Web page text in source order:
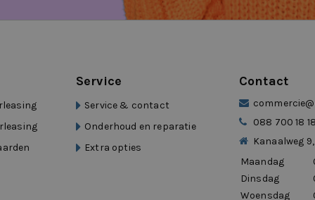
Service
Service & contact
Onderhoud en reparatie
Extra opties
Contact
088 700 18 18
Kanaalweg
Maandag
Dinsdag
Woensdag